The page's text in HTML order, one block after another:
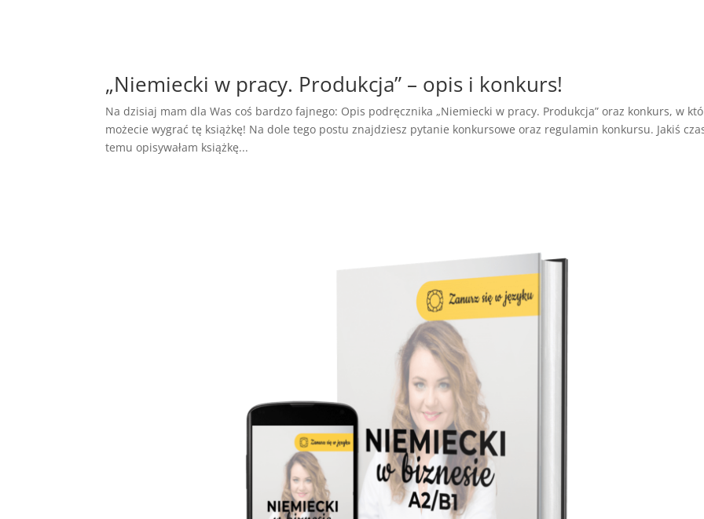
„Niemiecki w pracy. Produkcja” – opis i konkurs!
Na dzisiaj mam dla Was coś bardzo fajnego: Opis podręcznika „Niemiecki w pracy. Produkcja” oraz konkurs, w
możecie wygrać tę książkę! Na dole tego postu znajdziesz pytanie konkursowe oraz regulamin konkursu. Jakiś
temu opisywałam książkę...